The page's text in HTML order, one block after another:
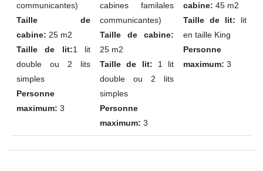
communicantes)
Taille de
cabine: 25 m2
Taille de lit:1 lit
double ou 2 lits
simples
Personne
maximum: 3
cabines familales
communicantes)
Taille de cabine:
25 m2
Taille de lit: 1 lit
double ou 2 lits
simples
Personne
maximum: 3
cabine: 45 m2
Taille de lit: lit
en taille King
Personne
maximum: 3